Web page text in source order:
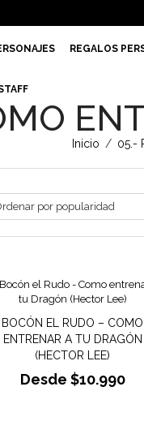
REGALOS
Inicio / 05.-
BOCÓN EL RUDO – COMO
ENTRENAR A TU DRAGÓN
(HECTOR LEE)
Desde $10.990